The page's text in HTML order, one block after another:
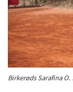
Birkerøds Sarafina